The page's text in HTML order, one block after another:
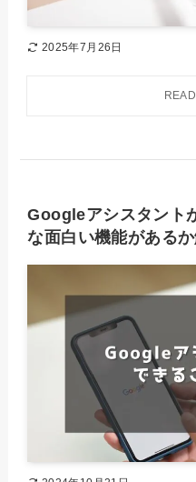
2025年7月26日
Googleアシスタント
な面白い機能があるか